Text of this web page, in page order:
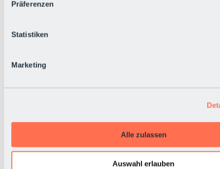
Präferenzen
Statistiken
Marketing
Alle zulassen
Auswahl erlauben